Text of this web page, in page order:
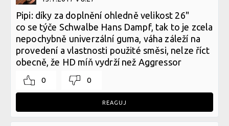
Pipi: díky za doplnění ohledně velikost 26"
co se týče Schwalbe Hans Dampf, tak to je zcela
nepochybně univerzální guma, váha záleží na
provedení a vlastnosti použité směsi, nelze říct
obecně, že HD míň vydrží než Aggressor
0 0
REAGUJ